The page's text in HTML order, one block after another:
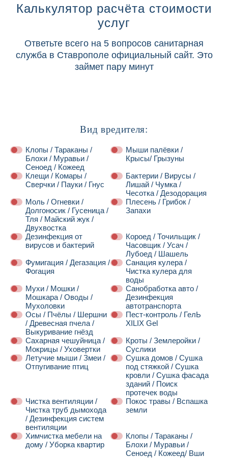
Калькулятор расчёта стоимости
услуг
Ответьте всего на 5 вопросов санитарная
служба в Ставрополе официальный сайт. Это
займет пару минут
Вид вредителя:
Клопы / Тараканы /
Блохи / Муравьи /
Сеноед / Кожеед
Мыши палёвки /
Крысы/ Грызуны
Клещи / Комары /
Сверчки / Пауки / Гнус
Бактерии / Вирусы /
Лишай / Чумка /
Чесотка / Дезодорация
Моль / Огневки /
Долгоносик / Гусеница /
Тля / Майский жук /
Двухвостка
Плесень / Грибок /
Запахи
Дезинфекция от
вирусов и бактерий
Короед / Точильщик /
Часовщик / Усач /
Лубоед / Шашель
Фумигация / Дегазация /
Фогация
Санация кулера /
Чистка кулера для
воды
Мухи / Мошки /
Мошкара / Оводы /
Мухоловки
Санобработка авто /
Дезинфекция
автотранспорта
Осы / Пчёлы / Шершни
/ Древесная пчела /
Выкуривание гнёзд
Пест-контроль / ГелЬ
XILIX Gel
Сахарная чешуйница /
Мокрицы / Уховертки
Кроты / Землеройки /
Суслики
Летучие мыши / Змеи /
Отпугивание птиц
Сушка домов / Сушка
под стяжкой / Сушка
кровли / Сушка фасада
зданий / Поиск
протечек воды
Чистка вентиляции /
Чистка труб дымохода
/ Дезинфекция систем
вентиляции
Покос травы / Вспашка
земли
Химчистка мебели на
дому / Уборка квартир
Клопы / Тараканы /
Блохи / Муравьи /
Сеноед / Кожеед/ Вши